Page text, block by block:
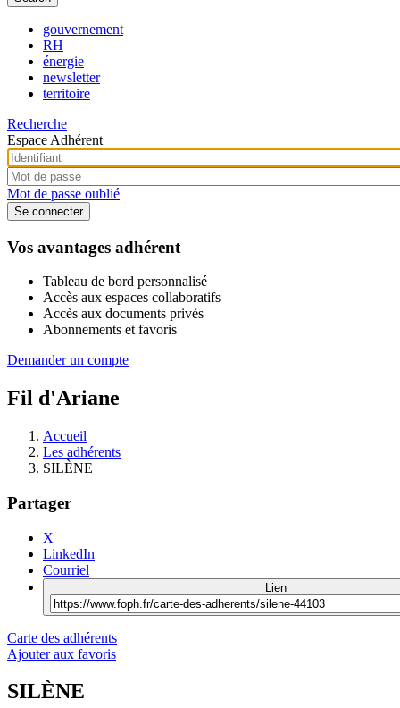
gouvernement
RH
énergie
newsletter
territoire
Recherche
Espace Adhérent
Mot de passe oublié
Vos avantages adhérent
Tableau de bord personnalisé
Accès aux espaces collaboratifs
Accès aux documents privés
Abonnements et favoris
Demander un compte
Fil d'Ariane
Accueil
Les adhérents
SILÈNE
Partager
X
LinkedIn
Courriel
Lien
Carte des adhérents
Ajouter aux favoris
SILÈNE